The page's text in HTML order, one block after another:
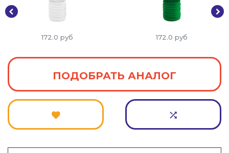
172.0 руб 172.0 руб
ПОДОБРАТЬ АНАЛОГ